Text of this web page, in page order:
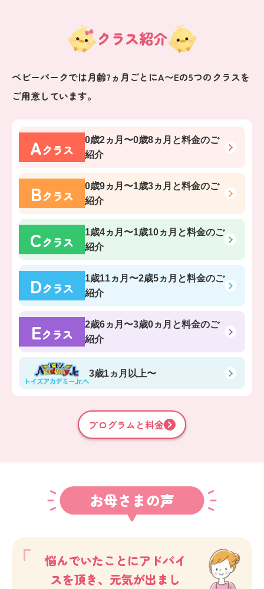
クラス紹介
ベビーパークでは月齢7ヵ月ごとにA〜Eの5つのクラスを
ご用意しています。
Aクラス
0歳2ヵ月〜0歳8ヵ月 と料金のご
紹介
Bクラス
0歳9ヵ月〜1歳3ヵ月 と料金のご
紹介
Cクラス
1歳4ヵ月〜1歳10ヵ月 と料金のご
紹介
Dクラス
1歳11ヵ月〜2歳5ヵ月 と料金のご
紹介
Eクラス
2歳6ヵ月〜3歳0ヵ月 と料金のご
紹介
3歳1ヵ月以上〜
プログラムと料金
お母さまの声
悩んでいたことにアドバイ
スを頂き、元気が出まし